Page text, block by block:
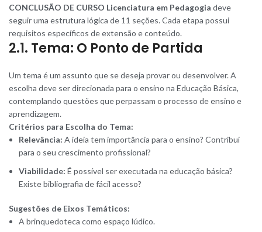
CONCLUSÃO DE CURSO Licenciatura em Pedagogia deve
seguir uma estrutura lógica de 11 seções. Cada etapa possui
requisitos específicos de extensão e conteúdo.
2.1. Tema: O Ponto de Partida
Um tema é um assunto que se deseja provar ou desenvolver. A
escolha deve ser direcionada para o ensino na Educação Básica,
contemplando questões que perpassam o processo de ensino e
aprendizagem.
Critérios para Escolha do Tema:
Relevância: A ideia tem importância para o ensino? Contribui
para o seu crescimento profissional?
Viabilidade: É possível ser executada na educação básica?
Existe bibliografia de fácil acesso?
Sugestões de Eixos Temáticos:
A brinquedoteca como espaço lúdico.